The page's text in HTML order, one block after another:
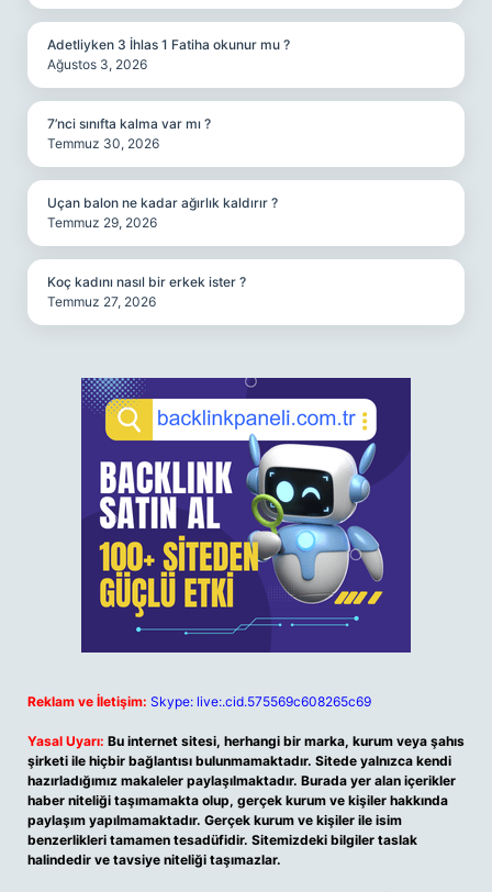
Adetliyken 3 İhlas 1 Fatiha okunur mu ?
Ağustos 3, 2026
7’nci sınıfta kalma var mı ?
Temmuz 30, 2026
Uçan balon ne kadar ağırlık kaldırır ?
Temmuz 29, 2026
Koç kadını nasıl bir erkek ister ?
Temmuz 27, 2026
Reklam ve İletişim: Skype: live:.cid.575569c608265c69
Yasal Uyarı: Bu internet sitesi, herhangi bir marka, kurum veya şahıs
şirketi ile hiçbir bağlantısı bulunmamaktadır. Sitede yalnızca kendi
hazırladığımız makaleler paylaşılmaktadır. Burada yer alan içerikler
haber niteliği taşımamakta olup, gerçek kurum ve kişiler hakkında
paylaşım yapılmamaktadır. Gerçek kurum ve kişiler ile isim
benzerlikleri tamamen tesadüfidir. Sitemizdeki bilgiler taslak
halindedir ve tavsiye niteliği taşımazlar.